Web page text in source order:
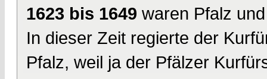
1623 bis 1649 waren Pfalz
In dieser Zeit regierte der
Pfalz, weil ja der Pfälzer